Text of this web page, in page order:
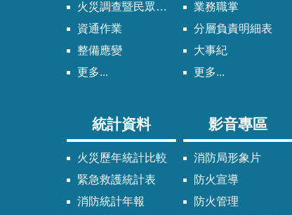
火災調查暨民眾申請服務
資通作業
整備應變
更多...
業務職掌
分層負責明細表
大事紀
更多...
統計資料
火災歷年統計比較
緊急救護統計表
消防統計年報
影音專區
消防局形象片
防火宣導
防火管理